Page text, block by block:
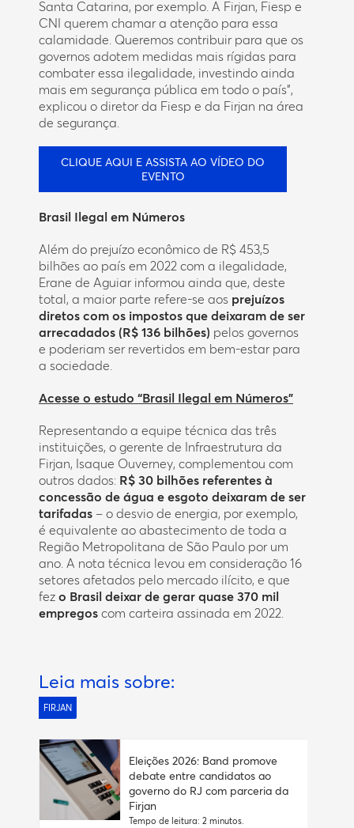
Santa Catarina, por exemplo. A Firjan, Fiesp e
CNI querem chamar a atenção para essa
calamidade. Queremos contribuir para que os
governos adotem medidas mais rígidas para
combater essa ilegalidade, investindo ainda
mais em segurança pública em todo o país”,
explicou o diretor da Fiesp e da Firjan na área
de segurança.
CLIQUE AQUI E ASSISTA AO VÍDEO DO
EVENTO
Brasil Ilegal em Números
Além do prejuízo econômico de R$ 453,5
bilhões ao país em 2022 com a ilegalidade,
Erane de Aguiar informou ainda que, deste
total, a maior parte refere-se aos prejuízos
diretos com os impostos que deixaram de ser
arrecadados (R$ 136 bilhões) pelos governos
e poderiam ser revertidos em bem-estar para
a sociedade.
Acesse o estudo “Brasil Ilegal em Números”
Representando a equipe técnica das três
instituições, o gerente de Infraestrutura da
Firjan, Isaque Ouverney, complementou com
outros dados: R$ 30 bilhões referentes à
concessão de água e esgoto deixaram de ser
tarifadas – o desvio de energia, por exemplo,
é equivalente ao abastecimento de toda a
Região Metropolitana de São Paulo por um
ano. A nota técnica levou em consideração 16
setores afetados pelo mercado ilícito, e que
fezo Brasil deixar de gerar quase 370 mil
empregoscom carteira assinada em 2022.
Leia mais sobre:
FIRJAN
Eleições 2026: Band promove
debate entre candidatos ao
governo do RJ com parceria da
Firjan
Tempo de leitura: 2 minutos.